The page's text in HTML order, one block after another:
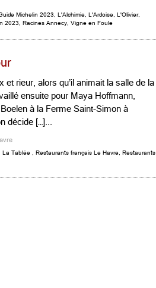
Michelin 2023 L'Alchimie L'Ardoise L'Olivier,
2023 Racines Annecy Vigne en Foule
rieur, alors qu’il animait la salle de la
ensuite pour Maya Hoffmann,
à la Ferme Saint-Simon à
décide […]...
La Tablée Restaurants français Le Havre Restaurants